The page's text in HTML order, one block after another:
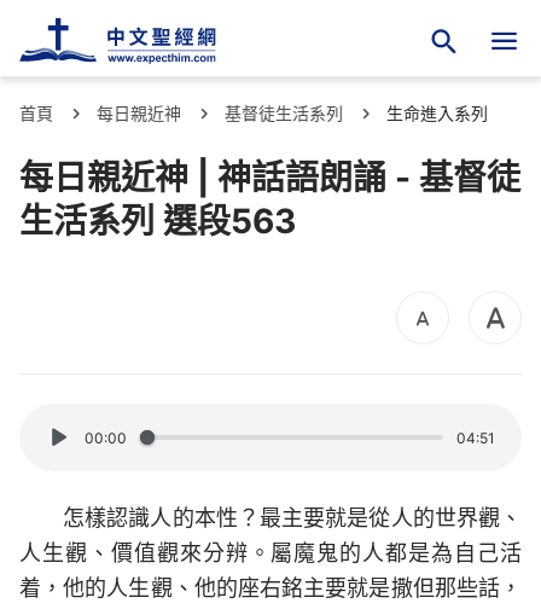
首頁 每日親近神 基督徒生活系列 生命進入系列
每日親近神 | 神話語朗誦 - 基督徒
生活系列 選段563
00:00 04:51
怎樣認識人的本性？最主要就是從人的世界觀、
人生觀、價值觀來分辨。屬魔鬼的人都是為自己活
着，他的人生觀、他的座右銘主要就是撒但那些話，